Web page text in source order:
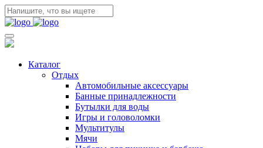
Каталог
Отдых
Автомобильные аксессуары
Банные принадлежности
Бутылки для воды
Игры и головоломки
Мультитулы
Мячи